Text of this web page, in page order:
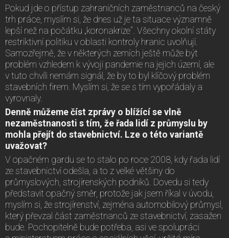
Pokud jde o přístup zahraničních zaměstnanců na český
trh práce, myslím si, že dnes už je ta situace významně
lepší než na počátku „koronakrize“. Všechny okolní státy
restriktivní politiku v oblasti kontroly hranic uvolňují.
Samozřejmě, že v některých zemích ještě může být
problém vzhledem k vývoji pandemie na jejich území, ale
v tuto chvíli nemám signál, že by to byl klíčový problém
stavebních firem. Myslím si, že se s tím vypořádaly a
vyrovnaly.
Denně můžeme číst zprávy o blížící se vlně
nezaměstnanosti s tím, že řada lidí z průmyslu by
mohla přejít do stavebnictví. Lze o této variantě
uvažovat?
V opačném gardu se to stalo po roce 2008, kdy řada lidí
ze stavebnictví odešla, a to z velké většiny do
průmyslových, strojírenských podniků. Dovedu si tedy
představit opačný směr, protože jak jsem říkal v úvodu,
myslím si, že strojírenství, zejména automobilový průmysl,
který převzal část zaměstnanců ze stavebnictví, zasažen
bude. Pochopitelně bude potřeba, asi ve spolupráci